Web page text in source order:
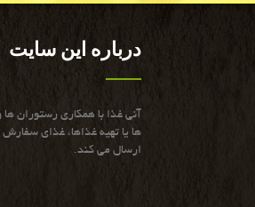
درباره این سایت
آنی غذا با همكاری رستوران
ها یا تهیه غذاها، غذای سفارش
ارسال می كند.